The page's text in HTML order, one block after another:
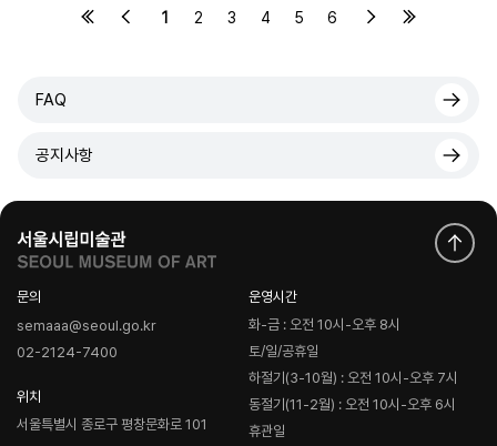
1 2 3 4 5 6
FAQ
공지사항
문의
semaaa@seoul.go.kr
02-2124-7400
위치
서울특별시 종로구 평창문화로 101
운영시간
화-금 : 오전 10시-오후 8시
토/일/공휴일
하절기(3-10월) : 오전 10시-오후 7시
동절기(11-2월) : 오전 10시-오후 6시
휴관일